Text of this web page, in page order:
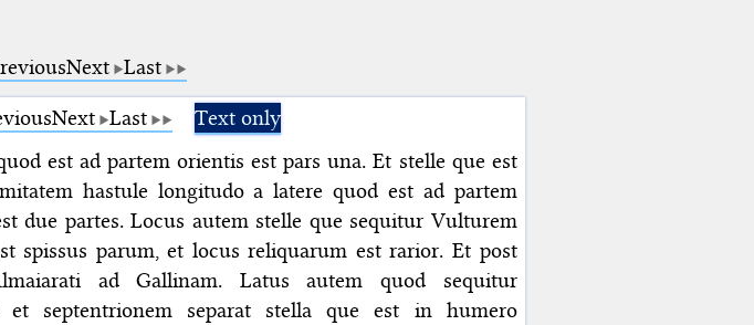
Next Last
Next Last
Text only
est ad partem orientis est pars una. Et stelle que est
hastule longitudo a latere quod est ad partem
due partes. Locus autem stelle que sequitur Vulturem
spissus parum, et locus reliquarum est rarior. Et post
ad Gallinam. Latus autem quod sequitur
et septentrionem separat stella que est in humero